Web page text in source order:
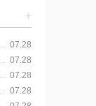
+
07.28
07.28
07.28
07.28